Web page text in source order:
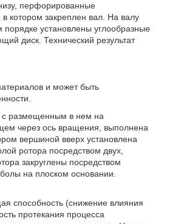
перфорированные
котором закреплен вал. На валу
порядке установлены углообразные
диск. Технический результат
и может быть
с размещенным в нем на
через ось вращения, выполнена
вершиной вверх установлена
ротора посредством двух,
закруглены посредством
на плоском основании.
способность (снижение влияния
протекания процесса